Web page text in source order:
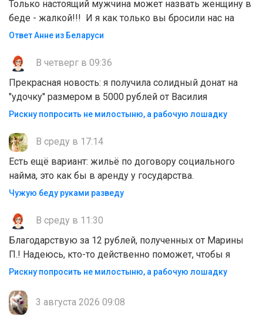
Только настоящий мужчина может назвать женщину в
беде - жалкой!!! И я как только вы бросили нас на
Ответ Анне из Беларуси
В четверг в 09:36
Прекрасная новость: я получила солидный донат на
"удочку" размером в 5000 рублей от Василия
Рискну попросить не милостыню, а рабочую лошадку
В среду в 17:14
Есть ещё вариант: жильё по договору социального
найма, это как бы в аренду у государства.
Чужую беду руками разведу
В среду в 11:30
Благодарствую за 12 рублей, полученных от Марины
П.! Надеюсь, кто-то действенно поможет, чтобы я
Рискну попросить не милостыню, а рабочую лошадку
3 августа 2026 09:08